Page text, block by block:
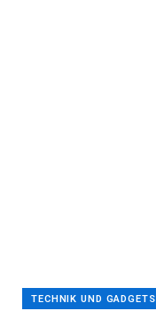
TECHNIK UND GADGETS